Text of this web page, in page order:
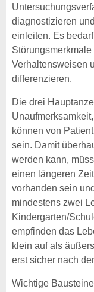
diagnostizieren
einleiten. Es
Verhaltensweisen
differenzieren.
Die drei
können von
sein. Damit
werden kann,
einen längeren
vorhanden sein
mindestens zwei
Kindergarten/
empfinden das
klein auf als
erst sicher nach
Wichtige